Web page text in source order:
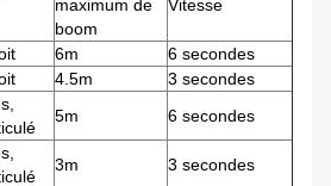
maximum de
boom
Vitesse
6m
6 secondes
4.5m
3 secondes
5m 6 secondes
3m 3 secondes